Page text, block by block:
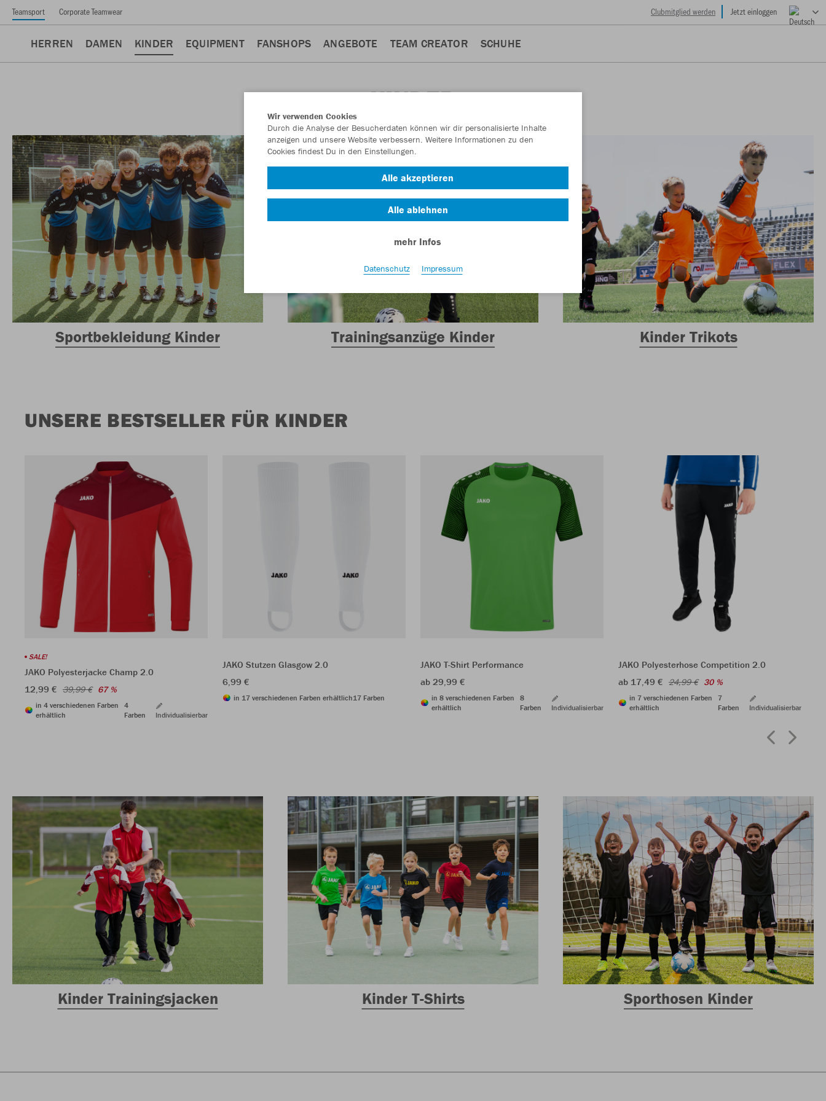
Teamsport Corporate Teamwear Clubmitglied werden Jetzt einloggen
HERREN DAMEN KINDER EQUIPMENT FANSHOPS ANGEBOTE TEAM CREATOR SCHUHE
KINDER
Sportbekleidung Kinder Trainingsanzüge Kinder Kinder Trikots
UNSERE BESTSELLER FÜR KINDER
SALE!
JAKO Polyesterjacke Champ 2.0
12,99 € 39,99 € 67 %
in 4 verschiedenen Farben
erhältlich
4
Farben
Individualisierbar
JAKO Stutzen Glasgow 2.0
6,99 €
in 17 verschiedenen Farben erhältlich17 Farben
JAKO T-Shirt Performance
ab 29,99 €
in 8 verschiedenen Farben
erhältlich
8
Farben
Individualisierbar
JAKO Polyesterhose Competition 2.0
ab 17,49 € 24,99 € 30 %
in 7 verschiedenen Farben
erhältlich
7
Farben
Individualisierbar
Kinder Trainingsjacken Kinder T-Shirts Sporthosen Kinder
Wir verwenden Cookies
Durch die Analyse der Besucherdaten können wir dir personalisierte Inhalte
anzeigen und unsere Website verbessern. Weitere Informationen zu den
Cookies findest Du in den Einstellungen.
Alle akzeptieren
Alle ablehnen
mehr Infos
Datenschutz Impressum